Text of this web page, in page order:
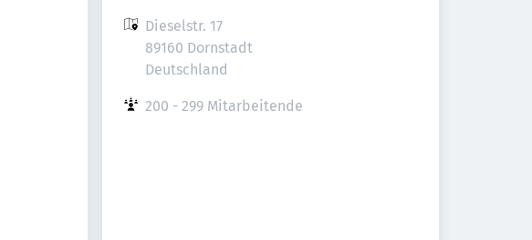
Dieselstr. 17
89160 Dornstadt
Deutschland
200 - 299 Mitarbeitende